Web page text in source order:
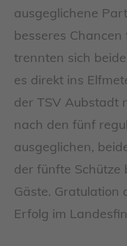
ausgeglichene
besseres Chancen
trennten sich
es direkt ins
der TSV Aubstadt
nach den fünf
ausgeglichen,
der fünfte Schütze
Gäste. Gratulation
Erfolg im